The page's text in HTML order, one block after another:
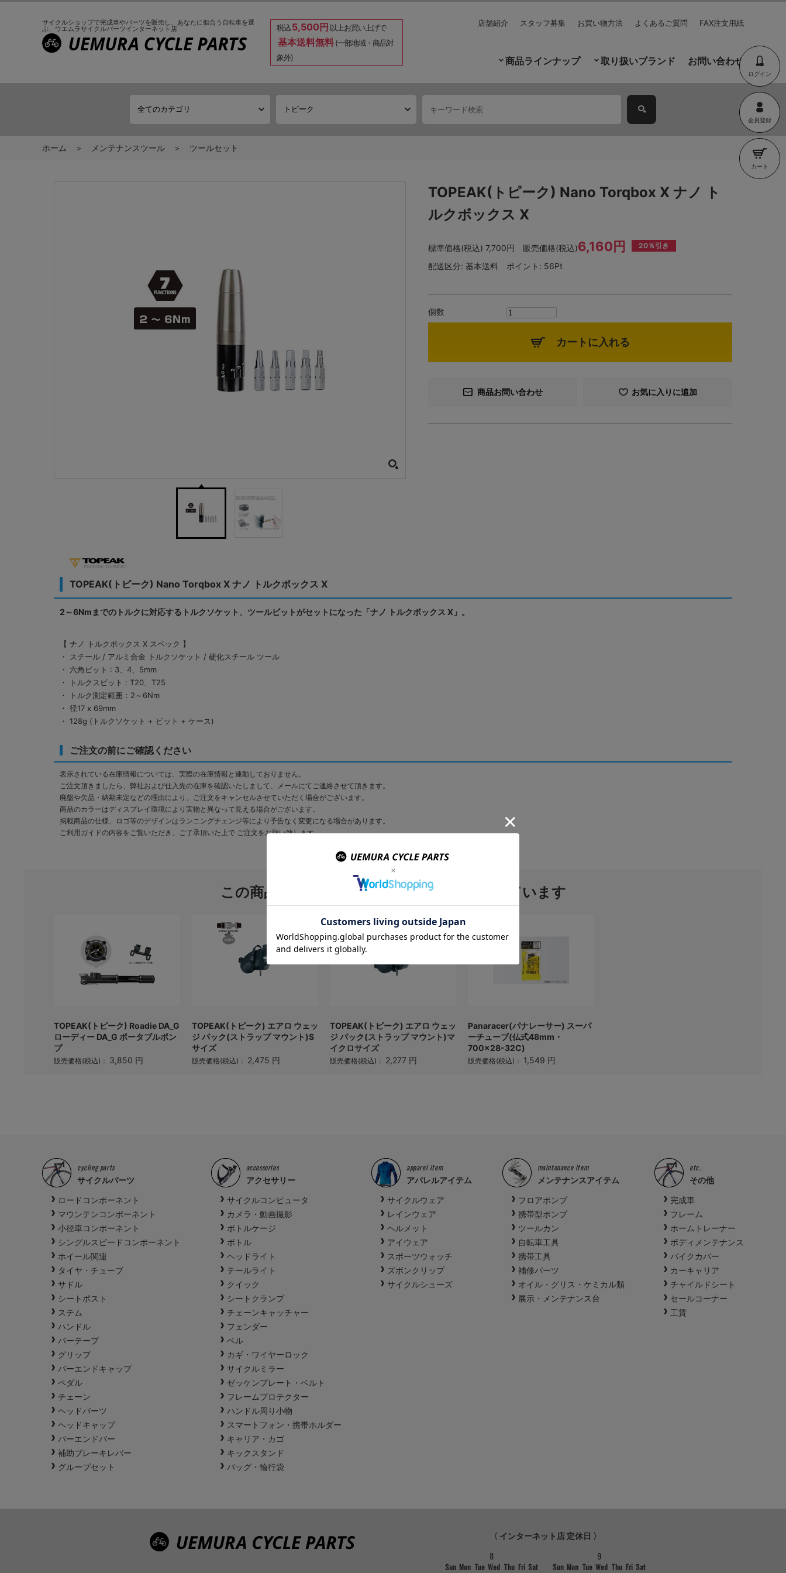
サイクルショップで完成車やパーツを販売し、 あなたに似合う自転車を選
ぶ、 ウエムラサイクルパーツインターネット店 税込5,500円 以上お買い上げで
基本送料無料(一部地域・商品対
象外)
店舗紹介 スタッフ募集 お買い物方法 よくあるご質問 FAX注文用紙
ログイン
会員登録
カート
商品ラインナップ 取り扱いブランド お問い合わせ
ホーム メンテナンスツール ツールセット
TOPEAK(トピーク) Nano Torqbox X ナノ ト
ルクボックス X
標準価格(税込) 7,700円 販売価格(税込)6,160円 20％引き
配送区分: 基本送料 ポイント: 56Pt
個数
カートに入れる
商品お問い合わせ お気に入りに追加
TOPEAK(トピーク) Nano Torqbox X ナノ トルクボックス X
2～6Nmまでのトルクに対応するトルクソケット、ツールビットがセットになった「ナノ トルクボックス X」。
【 ナノ トルクボックス X スペック 】
・ スチール / アルミ合金 トルクソケット / 硬化スチール ツール
・ 六角ビット : 3、4、5mm
・ トルクスビット : T20、T25
・ トルク測定範囲：2～6Nm
・ 径17 x 69mm
・ 128g (トルクソケット + ビット + ケース)
ご注文の前にご確認ください
表示されている在庫情報については、実際の在庫情報と連動しておりません。
ご注文頂きましたら、弊社および仕入先の在庫を確認いたしまして、メールにてご連絡させて頂きます。
廃盤や欠品・納期未定などの理由により、ご注文をキャンセルさせていただく場合がございます。
商品のカラーはディスプレイ環境により実物と異なって見える場合がございます。
掲載商品の仕様、ロゴ等のデザインはランニングチェンジ等により予告なく変更になる場合があります。
ご利用ガイドの内容をご覧いただき、ご了承頂いた上で ご注文をお願い致します。
この商品を購入のお客様はこんな商品を買っています
TOPEAK(トピーク) Roadie DA_G
ローディー DA_G ポータブルポン
プ
販売価格(税込)： 3,850 円
TOPEAK(トピーク) エアロ ウェッ
ジ パック(ストラップ マウント)S
サイズ
販売価格(税込)： 2,475 円
TOPEAK(トピーク) エアロ ウェッ
ジ パック(ストラップ マウント)マ
イクロサイズ
販売価格(税込)： 2,277 円
Panaracer(パナレーサー) スーパ
ーチューブ(仏式48mm・
700×28-32C)
販売価格(税込)： 1,549 円
cycling parts
サイクルパーツ
ロードコンポーネント
マウンテンコンポーネント
小径車コンポーネント
シングルスピードコンポーネント
ホイール関連
タイヤ・チューブ
サドル
シートポスト
ステム
ハンドル
バーテープ
グリップ
バーエンドキャップ
ペダル
チェーン
ヘッドパーツ
ヘッドキャップ
バーエンドバー
補助ブレーキレバー
グループセット
accessories
アクセサリー
サイクルコンピュータ
カメラ・動画撮影
ボトルケージ
ボトル
ヘッドライト
テールライト
クイック
シートクランプ
チェーンキャッチャー
フェンダー
ベル
カギ・ワイヤーロック
サイクルミラー
ゼッケンプレート・ベルト
フレームプロテクター
ハンドル周り小物
スマートフォン・携帯ホルダー
キャリア・カゴ
キックスタンド
バッグ・輪行袋
apparel item
アパレルアイテム
サイクルウェア
レインウェア
ヘルメット
アイウェア
スポーツウォッチ
ズボンクリップ
サイクルシューズ
maintenance item
メンテナンスアイテム
フロアポンプ
携帯型ポンプ
ツールカン
自転車工具
携帯工具
補修パーツ
オイル・グリス・ケミカル類
展示・メンテナンス台
etc..
その他
完成車
フレーム
ホームトレーナー
ボディメンテナンス
バイクカバー
カーキャリア
チャイルドシート
セールコーナー
工賃
〈 インターネット店 定休日 〉
8
Sun Mon Tue Wed Thu Fri Sat
9
Sun Mon Tue Wed Thu Fri Sat